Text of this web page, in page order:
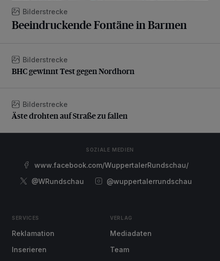
Bilderstrecke
Beeindruckende Fontäne in Barmen
BHC gewinnt Test gegen Nordhorn
Bilderstrecke
BHC gewinnt Test gegen Nordhorn
Äste drohten auf Straße zu fallen
Bilderstrecke
Äste drohten auf Straße zu fallen
SOZIALE MEDIEN
www.facebook.com/WuppertalerRundschau/
@WRundschau
@wuppertalerrundschau
SERVICES
Reklamation
Inserieren
VERLAG
Mediadaten
Team